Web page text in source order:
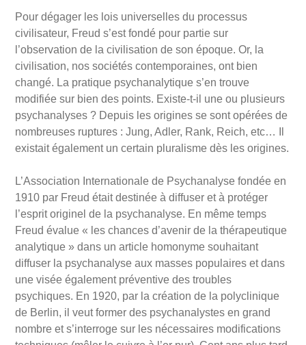
Pour dégager les lois universelles du processus
civilisateur, Freud s’est fondé pour partie sur
’observation de la civilisation de son époque. Or, la
civilisation, nos sociétés contemporaines, ont bien
changé. La pratique psychanalytique s’en trouve
modifiée sur bien des points. Existe-t-il une ou plusieurs
psychanalyses ? Depuis les origines se sont opérées de
nombreuses ruptures : Jung, Adler, Rank, Reich, etc…
existait également un certain pluralisme dès les origines.
L’Association Internationale de Psychanalyse fondée en
1910 par Freud était destinée à diffuser et à protéger
’esprit originel de la psychanalyse. En même temps
Freud évalue « les chances d’avenir de la thérapeutique
analytique » dans un article homonyme souhaitant
diffuser la psychanalyse aux masses populaires et dans
une visée également préventive des troubles
psychiques. En 1920, par la création de la polyclinique
de Berlin, il veut former des psychanalystes en grand
nombre et s’interroge sur les nécessaires modifications